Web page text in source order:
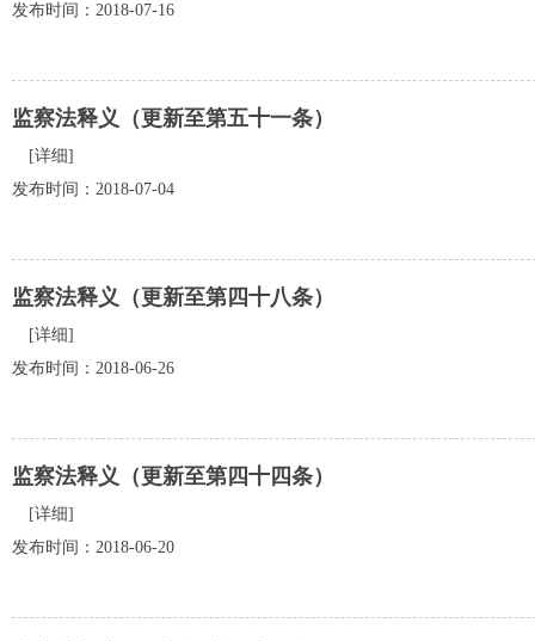
发布时间：2018-07-16
监察法释义（更新至第五十一条）
[详细]
发布时间：2018-07-04
监察法释义（更新至第四十八条）
[详细]
发布时间：2018-06-26
监察法释义（更新至第四十四条）
[详细]
发布时间：2018-06-20